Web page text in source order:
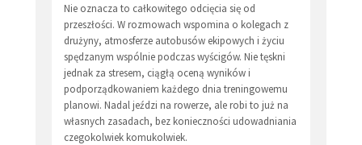
Nie oznacza to całkowitego odcięcia się od
przeszłości. W rozmowach wspomina o kolegach z
drużyny, atmosferze autobusów ekipowych i życiu
spędzanym wspólnie podczas wyścigów. Nie tęskni
jednak za stresem, ciągłą oceną wyników i
podporządkowaniem każdego dnia treningowemu
planowi. Nadal jeździ na rowerze, ale robi to już na
własnych zasadach, bez konieczności udowadniania
czegokolwiek komukolwiek.